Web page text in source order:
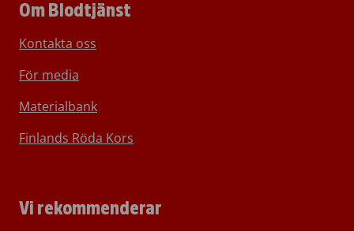
Om Blodtjänst
Kontakta oss
För media
Materialbank
Finlands Röda Kors
Vi rekommenderar